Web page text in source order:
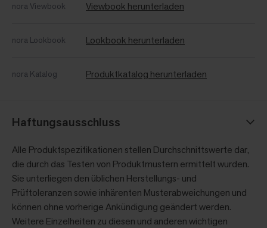
nora Viewbook Viewbook herunterladen
nora Lookbook Lookbook herunterladen
nora Katalog Produktkatalog herunterladen
Haftungsausschluss
Alle Produktspezifikationen stellen Durchschnittswerte dar,
die durch das Testen von Produktmustern ermittelt wurden.
Sie unterliegen den üblichen Herstellungs- und
Prüftoleranzen sowie inhärenten Musterabweichungen und
können ohne vorherige Ankündigung geändert werden.
Weitere Einzelheiten zu diesen und anderen wichtigen